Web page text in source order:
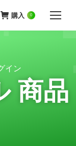
購入 0
イン
商品